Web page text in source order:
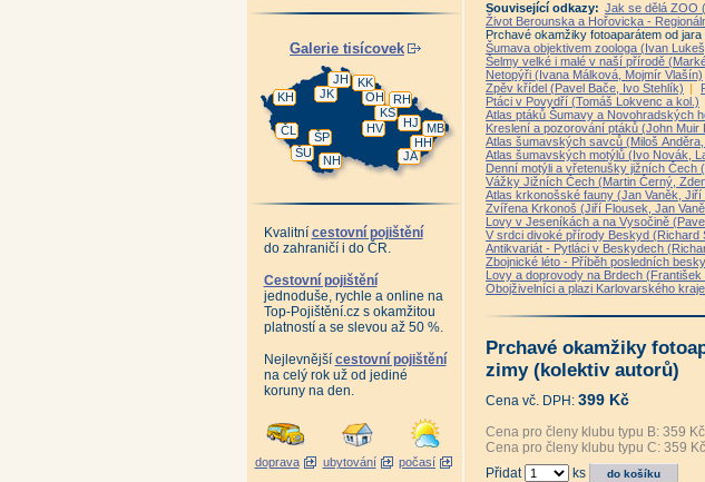
Galerie tisícovek
JA
HH
MB
HJ
HV
NH
KS
RH
ŠP
ŠU
OH
JK
KK
ČL
JH
KH
Kvalitní cestovní pojištění
do zahraničí i do ČR.
Cestovní pojištění
jednoduše, rychle a online na
Top-Pojištění.cz s okamžitou
platností a se slevou až 50 %.
Nejlevnější cestovní pojištění
na celý rok už od jediné
koruny na den.
doprava ubytování počasí
Související odkazy: Jak se dělá ZOO
Život Berounska a Hořovicka -
Prchavé okamžiky fotoaparátem od
Šumava objektivem zoologa (Ivan
Šelmy velké i malé v naší přírodě
Netopýři (Ivana Málková, Mojmír Vlašín)
Zpěv křídel (Pavel Bače, Ivo Stehlík) |
Ptáci v Povydří (Tomáš Lokvenc a kol.)
Atlas ptáků Šumavy a Novohradských
Kreslení a pozorování ptáků (John Muir
Atlas šumavských savců (Miloš
Atlas šumavských motýlů (Ivo Novák,
Denní motýli a vřetenušky jižních Čech
Vážky Jižních Čech (Martin Černý,
Atlas krkonošské fauny (Jan Vaněk,
Zvířena Krkonoš (Jiří Flousek, Jan
Lovy v Jeseníkách a na Vysočině
V srdci divoké přírody Beskyd (Richard
Antikvariát - Pytláci v Beskydech
Zbojnické léto - Příběh posledních
Lovy a doprovody na Brdech (František
Obojživelníci a plazi Karlovarského
Prchavé okamžiky
zimy (kolektiv autorů)
Cena vč. DPH: 399 Kč
Cena pro členy klubu typu B: 359 Kč
Cena pro členy klubu typu C: 359 Kč
Přidat
ks